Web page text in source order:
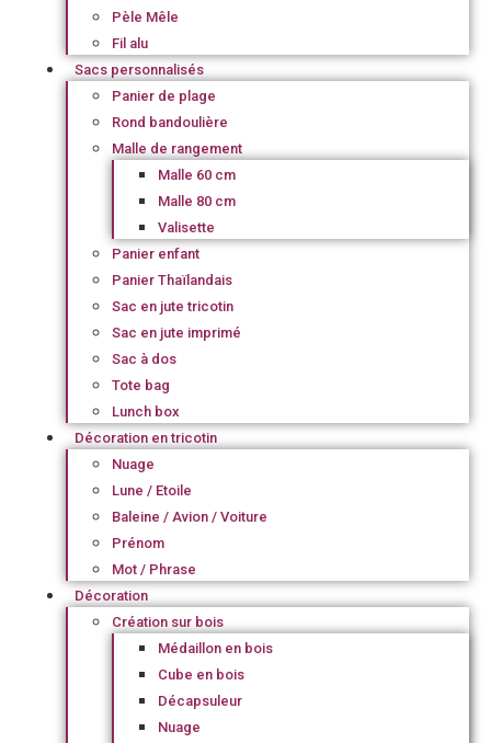
Pèle Mêle
Fil alu
Sacs personnalisés
Panier de plage
Rond bandoulière
Malle de rangement
Malle 60 cm
Malle 80 cm
Valisette
Panier enfant
Panier Thaïlandais
Sac en jute tricotin
Sac en jute imprimé
Sac à dos
Tote bag
Lunch box
Décoration en tricotin
Nuage
Lune / Etoile
Baleine / Avion / Voiture
Prénom
Mot / Phrase
Décoration
Création sur bois
Médaillon en bois
Cube en bois
Décapsuleur
Nuage